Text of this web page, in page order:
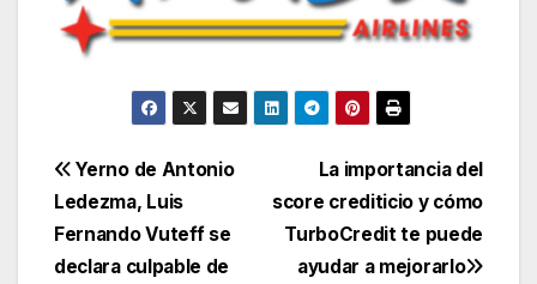
Navegación
de
La importancia del
score crediticio y cómo
TurboCredit te puede
ayudar a mejorarlo
Yerno de Antonio
Ledezma, Luis
Fernando Vuteff se
declara culpable de